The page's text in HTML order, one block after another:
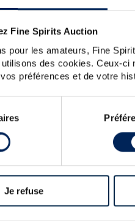
Fine Spirits Auction
pour les amateurs, Fine
des cookies. Ceux-ci
préférences et de votre
Je refuse
de 65% de whisky élevé
introduit en 2010 pour
chaque année.
Springbank 36 years 1970
1992 Berry Bros Rudd Peated
Springbank 12 years